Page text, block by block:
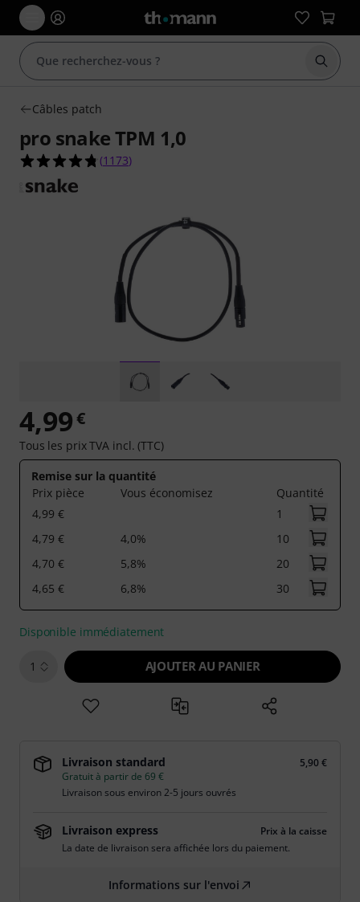
Câbles patch
pro snake TPM 1,0
4.7 étoiles sur 5 d'après 1173 évaluations clients
(1173)
4,99€
Tous les prix TVA incl. (TTC)
Remise sur la quantité
Prix pièce
Vous économisez
Quantité
4,99 €
1
4,79 €
4,0%
10
4,70 €
5,8%
20
4,65 €
6,8% 30
Disponible immédiatement
1 AJOUTER AU PANIER
Livraison standard
5,90 €
Gratuit à partir de 69 €
Livraison sous environ 2-5 jours ouvrés
Livraison express
Prix à la caisse
La date de livraison sera affichée lors du paiement.
Informations sur l'envoi